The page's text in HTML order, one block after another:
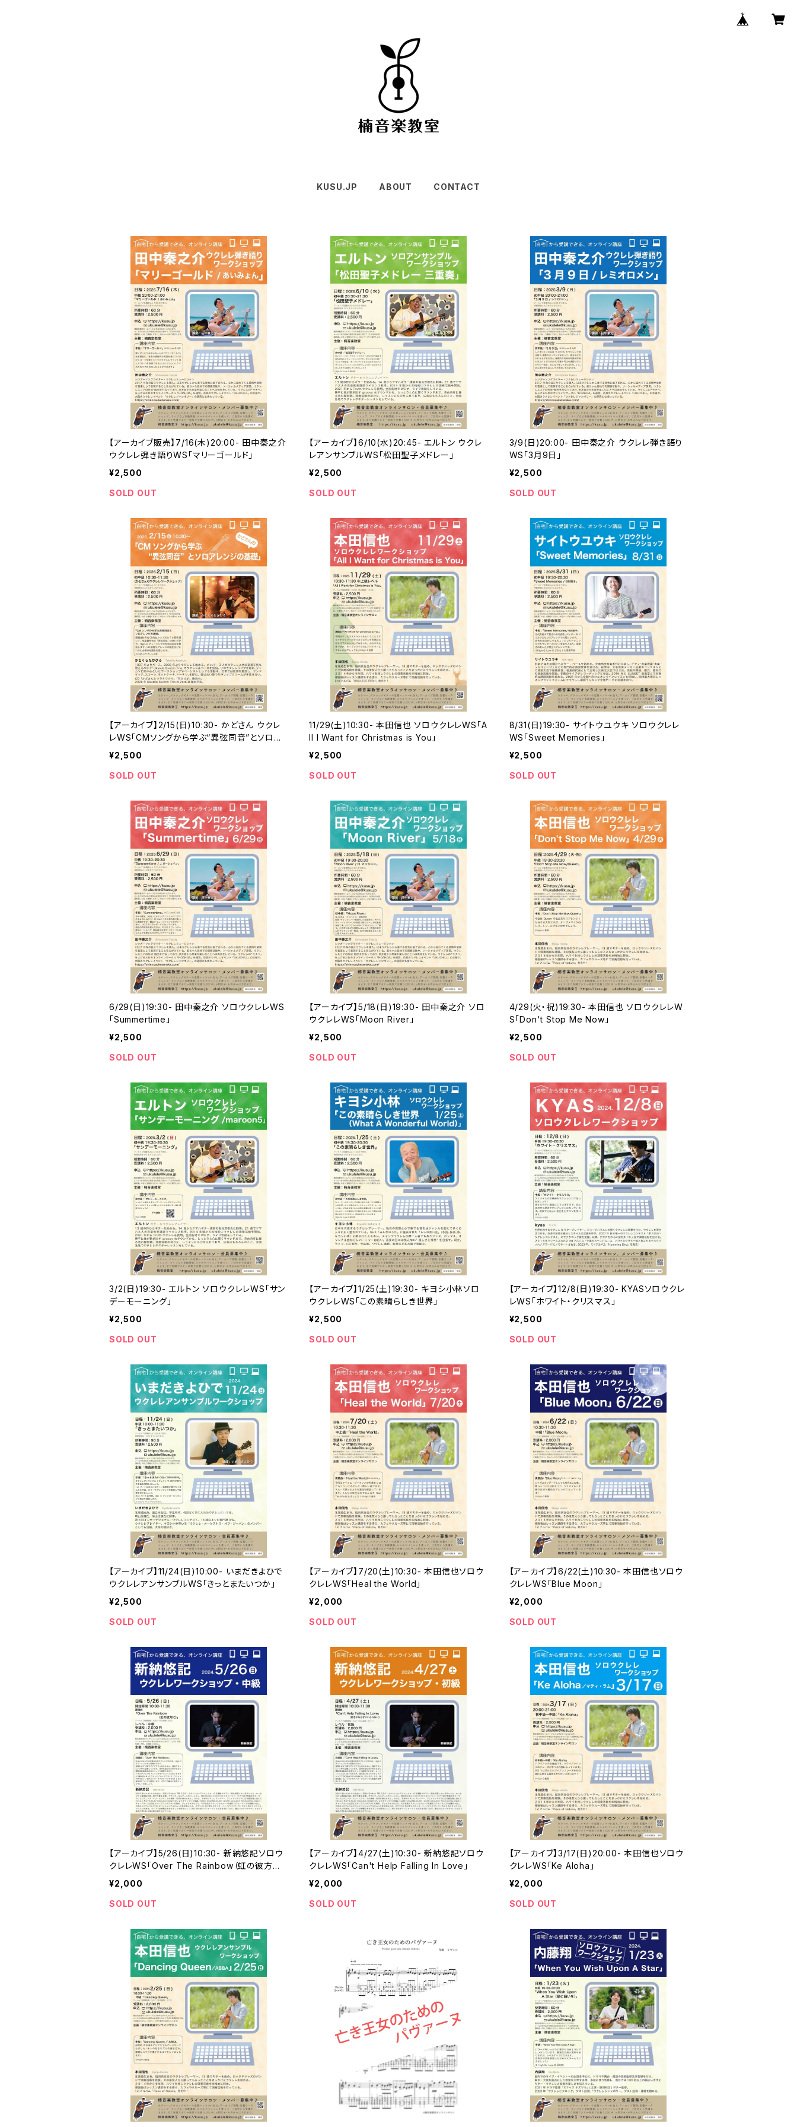
KUSU.JP ABOUT CONTACT
【アーカイブ販売】7/16(木)20:00- 田中秦之介
ウクレレ弾き語りWS「マリーゴールド」
¥2,500
SOLD OUT
【アーカイブ】6/10(水)20:45- エルトン ウクレ
レアンサンブルWS「松田聖子メドレー」
¥2,500
SOLD OUT
3/9(日)20:00- 田中秦之介 ウクレレ弾き語り
WS「3月9日」
¥2,500
SOLD OUT
【アーカイブ】2/15(日)10:30- かどさん ウクレ
レWS「CMソングから学ぶ“異弦同音”とソロア
レンジの基礎」
¥2,500
SOLD OUT
11/29(土)10:30- 本田信也 ソロウクレレWS「A
ll I Want for Christmas is You」
¥2,500
SOLD OUT
8/31(日)19:30- サイトウユウキ ソロウクレレ
WS「Sweet Memories」
¥2,500
SOLD OUT
6/29(日)19:30- 田中秦之介 ソロウクレレWS
「Summertime」
¥2,500
SOLD OUT
【アーカイブ】5/18(日)19:30- 田中秦之介 ソロ
ウクレレWS「Moon River」
¥2,500
SOLD OUT
4/29(火・祝)19:30- 本田信也 ソロウクレレW
S「Don't Stop Me Now」
¥2,500
SOLD OUT
3/2(日)19:30- エルトン ソロウクレレWS「サン
デーモーニング」
¥2,500
SOLD OUT
【アーカイブ】1/25(土)19:30- キヨシ小林ソロ
ウクレレWS「この素晴らしき世界」
¥2,500
SOLD OUT
【アーカイブ】12/8(日)19:30- KYASソロウクレ
レWS「ホワイト・クリスマス」
¥2,500
SOLD OUT
【アーカイブ】11/24(日)10:00- いまだきよひで
ウクレレアンサンブルWS「きっとまたいつか」
¥2,500
SOLD OUT
【アーカイブ】7/20(土)10:30- 本田信也ソロウ
クレレWS「Heal the World」
¥2,000
SOLD OUT
【アーカイブ】6/22(土)10:30- 本田信也ソロウ
クレレWS「Blue Moon」
¥2,000
SOLD OUT
【アーカイブ】5/26(日)10:30- 新納悠記ソロウ
クレレWS「Over The Rainbow（虹の彼方
に）」
¥2,000
SOLD OUT
【アーカイブ】4/27(土)10:30- 新納悠記ソロウ
クレレWS「Can't Help Falling In Love」
¥2,000
SOLD OUT
【アーカイブ】3/17(日)20:00- 本田信也ソロウ
クレレWS「Ke Aloha」
¥2,000
SOLD OUT